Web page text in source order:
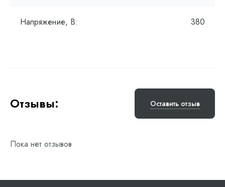
Напряжение, В: 380
Отзывы: Оставить отзыв
Пока нет отзывов